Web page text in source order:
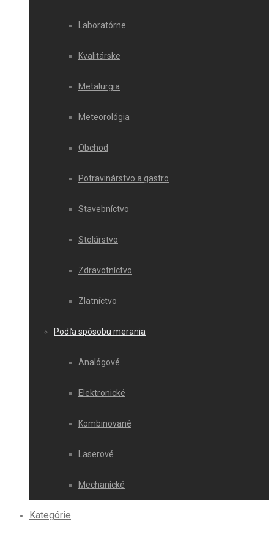
Laboratórne
Kvalitárske
Metalurgia
Meteorológia
Obchod
Potravinárstvo a gastro
Stavebníctvo
Stolárstvo
Zdravotníctvo
Zlatníctvo
Podľa spôsobu merania
Analógové
Elektronické
Kombinované
Laserové
Mechanické
Kategórie